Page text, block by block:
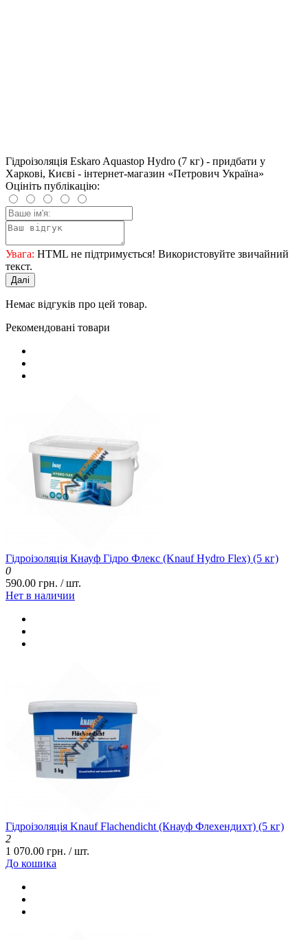
Гідроізоляція Eskaro Aquastop Hydro (7 кг) - придбати у
Харкові, Києві - інтернет-магазин «Петрович Україна»
Оцініть публікацію:
Увага: HTML не підтримується! Використовуйте звичайний
текст.
Далі
Немає відгуків про цей товар.
Рекомендовані товари
Гідроізоляція Кнауф Гідро Флекс (Knauf Hydro Flex) (5 кг)
0
590.00 грн. / шт.
Нет в наличии
Гідроізоляція Knauf Flachendicht (Кнауф Флехендихт) (5 кг)
2
1 070.00 грн. / шт.
До кошика